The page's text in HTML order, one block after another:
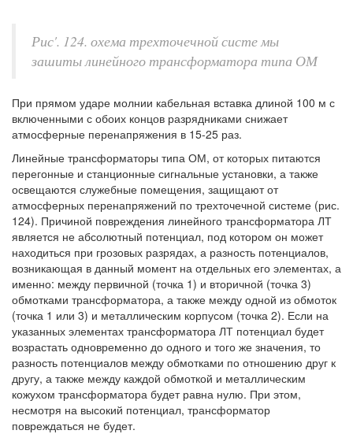
Рис'. 124. охема трехточечной систе мы
зашиты линейного трансформатора типа ОМ
При прямом ударе молнии кабельная вставка длиной 100 м с
включенными с обоих концов разрядниками снижает
атмосферные перенапряжения в 15-25 раз.
Линейные трансформаторы типа ОМ, от которых питаются
перегонные и станционные сигнальные установки, а также
освещаются служебные помещения, защищают от
атмосферных перенапряжений по трехточечной системе (рис.
124). Причиной повреждения линейного трансформатора ЛТ
является не абсолютный потенциал, под котором он может
находиться при грозовых разрядах, а разность потенциалов,
возникающая в данный момент на отдельных его элементах, а
именно: между первичной (точка 1) и вторичной (точка 3)
обмотками трансформатора, а также между одной из обмоток
(точка 1 или 3) и металлическим корпусом (точка 2). Если на
указанных элементах трансформатора ЛТ потенциал будет
возрастать одновременно до одного и того же значения, то
разность потенциалов между обмотками по отношению друг к
другу, а также между каждой обмоткой и металлическим
кожухом трансформатора будет равна нулю. При этом,
несмотря на высокий потенциал, трансформатор
повреждаться не будет.